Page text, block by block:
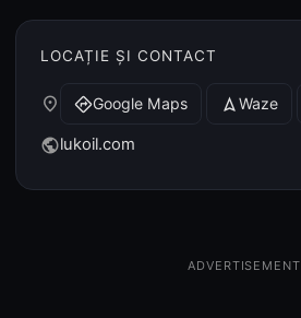
LOCAȚIE ȘI CONTACT
place directionsGoogle Maps navigation Waze
publiclukoil.com
ADVERTISEMENT